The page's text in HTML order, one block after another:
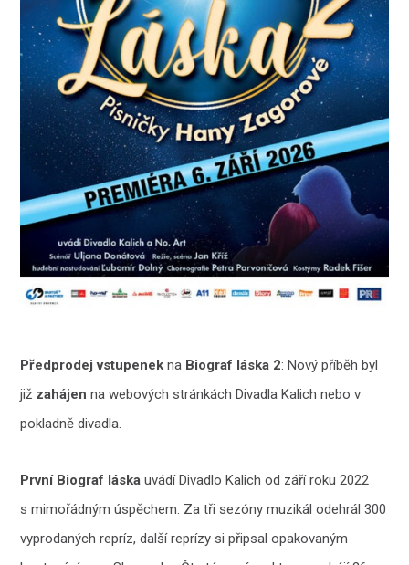
Předprodej vstupenek na Biograf láska 2: Nový příběh byl
již zahájen na webových stránkách Divadla Kalich nebo v
pokladně divadla.
První Biograf láska uvádí Divadlo Kalich od září roku 2022
s mimořádným úspěchem. Za tři sezóny muzikál odehrál 300
vyprodaných repríz, další reprízy si připsal opakovaným